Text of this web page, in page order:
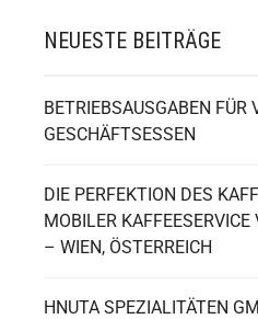
NEUESTE BEITRÄGE
BETRIEBSAUSGABEN FÜR
GESCHÄFTSESSEN
DIE PERFEKTION DES
MOBILER
– WIEN, ÖSTERREICH
HNUTA SPEZIALITÄTEN